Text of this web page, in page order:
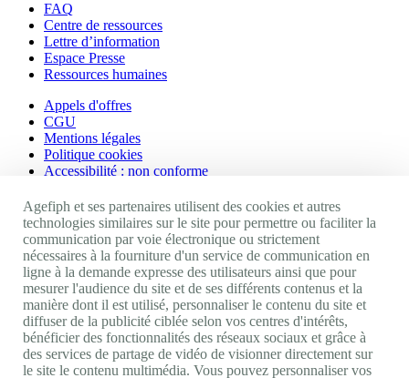
FAQ
Centre de ressources
Lettre d’information
Espace Presse
Ressources humaines
Appels d'offres
CGU
Mentions légales
Politique cookies
Accessibilité : non conforme
Nos autres sites
Site portail Agefiph
Activateur de progrès
Handinnov
Innovation et recherche
Université du RRH
Service AppuiPro
Nous suivre
Agefiph et ses partenaires utilisent des cookies et autres
technologies similaires sur le site pour permettre ou faciliter la
communication par voie électronique ou strictement
nécessaires à la fourniture d'un service de communication en
ligne à la demande expresse des utilisateurs ainsi que pour
mesurer l'audience du site et de ses différents contenus et la
manière dont il est utilisé, personnaliser le contenu du site et
diffuser de la publicité ciblée selon vos centres d'intérêts,
bénéficier des fonctionnalités des réseaux sociaux et grâce à
des services de partage de vidéo de visionner directement sur
le site le contenu multimédia. Vous pouvez personnaliser vos